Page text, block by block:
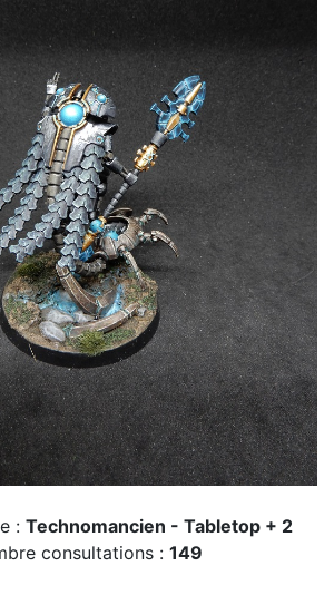
: Technomancien - Tabletop + 2
consultations : 149